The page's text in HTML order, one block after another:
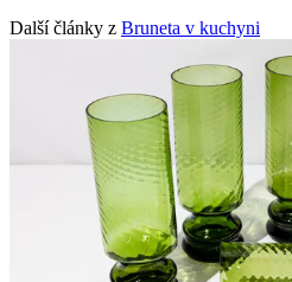
Další články z Bruneta v kuchyni